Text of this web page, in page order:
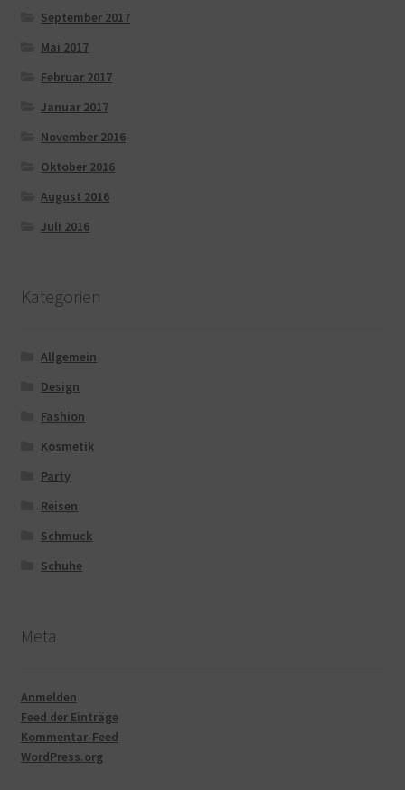
September 2017
Mai 2017
Februar 2017
Januar 2017
November 2016
Oktober 2016
August 2016
Juli 2016
Kategorien
Allgemein
Design
Fashion
Kosmetik
Party
Reisen
Schmuck
Schuhe
Meta
Anmelden
Feed der Einträge
Kommentar-Feed
WordPress.org